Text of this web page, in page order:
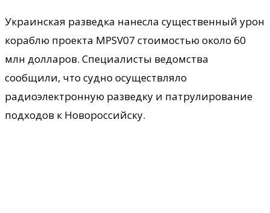
Украинская разведка нанесла существенный урон
кораблю проекта MPSV07 стоимостью около 60
млн долларов. Специалисты ведомства
сообщили, что судно осуществляло
радиоэлектронную разведку и патрулирование
подходов к Новороссийску.